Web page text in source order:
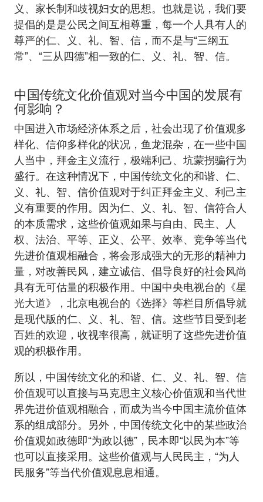
义、家长制和歧视妇女的思想。也就是说，我们要
提倡的是是公民之间互相尊重，每一个人具有人的
尊严的仁、义、礼、智、信，而不是与“三纲五
常”、“三从四德”相一致的仁、义、礼、智、信。
中国传统文化价值观对当今中国的发展有
何影响？
中国进入市场经济体系之后，社会出现了价值观多
样化、信仰多样化的状况，鱼龙混杂，在一些中国
人当中，拜金主义流行，极端利己、坑蒙拐骗行为
盛行。在这种情况下，中国传统文化的和谐、仁、
义、礼、智、信价值观对于纠正拜金主义、利己主
义有重要的作用。因为仁、义、礼、智、信符合人
的本质需求，这些价值观如果与自由、民主、人
权、法治、平等、正义、公平、效率、竞争等当代
先进价值观相融合，将会形成强大的无形的精神力
量，对改善民风，建立诚信、倡导良好的社会风尚
具有无可估量的积极作用。中国中央电视台的《星
光大道》，北京电视台的《选择》等栏目所倡导就
是现代版的仁、义、礼、智、信。这些节目受到老
百姓的欢迎，收视率很高，就证明了这些先进价值
观的积极作用。
所以，中国传统文化的和谐、仁、义、礼、智、信
价值观可以直接与马克思主义核心价值观和当代世
界先进价值观相融合，而成为当今中国主流价值体
系的组成部分。另外，中国传统文化中的某些政治
价值观如政德即“为政以德”，民本即“以民为本”等
也可以直接采用。这些价值观与人民民主，“为人
民服务”等当代价值观息息相通。